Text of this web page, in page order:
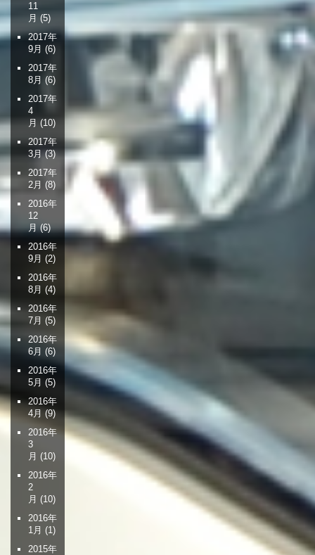
11
月 (5)
2017年
9月 (6)
2017年
8月 (6)
2017年
4
月 (10)
2017年
3月(3)
2017年
2月 (8)
2016年
12
月(6)
2016年
9月 (2)
2016年
8月 (4)
2016年
7月 (5)
2016年
6月 (6)
2016年
5月 (5)
2016年
4月 (9)
2016年
3
月 (10)
2016年
2
月 (10)
2016年
1月 (1)
2015年